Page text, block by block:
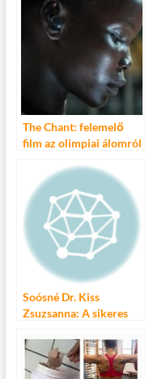
b
o
k
bl
r
The Chant: felemelő
film az olimpiai álomról
leküzdéséről
Soósné Dr. Kiss
Zsuzsanna: A sikeres
nem titok